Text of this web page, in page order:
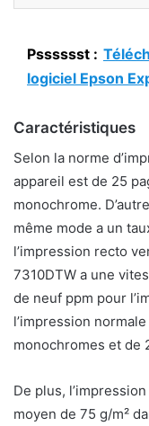
Psssssst :
logiciel Epson
Caractéristiques
Selon la norme
appareil est de 25
monochrome.
même mode a un
l’impression recto
7310DTW a une
de neuf ppm pour
l’impression
monochromes et de
De plus,
moyen de 75 g/m²